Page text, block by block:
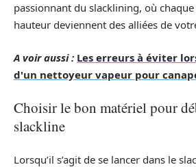
passionnant du slacklining, où
hauteur deviennent des alliées de
A voir aussi : Les erreurs à éviter
d'un nettoyeur vapeur pour
Choisir le bon matériel pour
slackline
Lorsqu’il s’agit de se lancer dans le